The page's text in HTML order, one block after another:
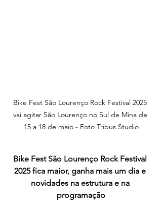
Bike Fest São Lourenço Rock Festival 2025
vai agitar São Lourenço no Sul de Mina de
15 a 18 de maio - Foto Tribus Studio
Bike Fest São Lourenço Rock Festival
2025 fica maior, ganha mais um dia e
novidades na estrutura e na
programação